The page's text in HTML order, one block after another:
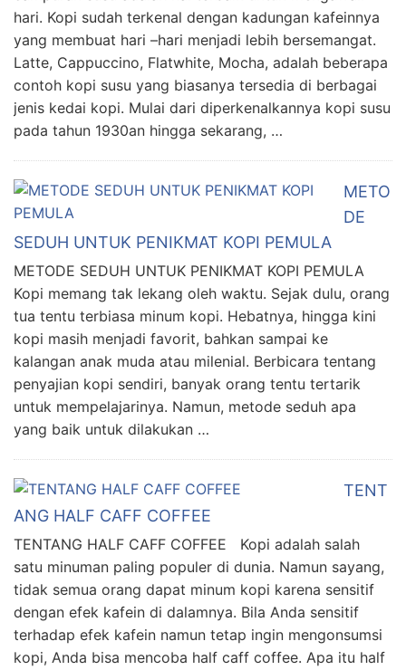
hari. Kopi sudah terkenal dengan kadungan kafeinnya
yang membuat hari –hari menjadi lebih bersemangat.
Latte, Cappuccino, Flatwhite, Mocha, adalah beberapa
contoh kopi susu yang biasanya tersedia di berbagai
jenis kedai kopi. Mulai dari diperkenalkannya kopi susu
pada tahun 1930an hingga sekarang, …
METO
DE
SEDUH UNTUK PENIKMAT KOPI PEMULA
METODE SEDUH UNTUK PENIKMAT KOPI PEMULA
Kopi memang tak lekang oleh waktu. Sejak dulu, orang
tua tentu terbiasa minum kopi. Hebatnya, hingga kini
kopi masih menjadi favorit, bahkan sampai ke
kalangan anak muda atau milenial. Berbicara tentang
penyajian kopi sendiri, banyak orang tentu tertarik
untuk mempelajarinya. Namun, metode seduh apa
yang baik untuk dilakukan …
TENT
ANG HALF CAFF COFFEE
TENTANG HALF CAFF COFFEE Kopi adalah salah
satu minuman paling populer di dunia. Namun sayang,
tidak semua orang dapat minum kopi karena sensitif
dengan efek kafein di dalamnya. Bila Anda sensitif
terhadap efek kafein namun tetap ingin mengonsumsi
kopi, Anda bisa mencoba half caff coffee. Apa itu half